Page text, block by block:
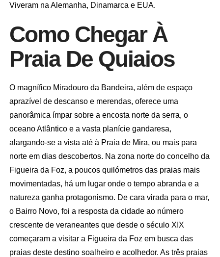
Viveram na Alemanha, Dinamarca e EUA.
Como Chegar À
Praia De Quiaios
O magnífico Miradouro da Bandeira, além de espaço
aprazível de descanso e merendas, oferece uma
panorâmica ímpar sobre a encosta norte da serra, o
oceano Atlântico e a vasta planície gandaresa,
alargando-se a vista até à Praia de Mira, ou mais para
norte em dias descobertos. Na zona norte do concelho da
Figueira da Foz, a poucos quilómetros das praias mais
movimentadas, há um lugar onde o tempo abranda e a
natureza ganha protagonismo. De cara virada para o mar,
o Bairro Novo, foi a resposta da cidade ao número
crescente de veraneantes que desde o século XIX
começaram a visitar a Figueira da Foz em busca das
praias deste destino soalheiro e acolhedor. As três praias